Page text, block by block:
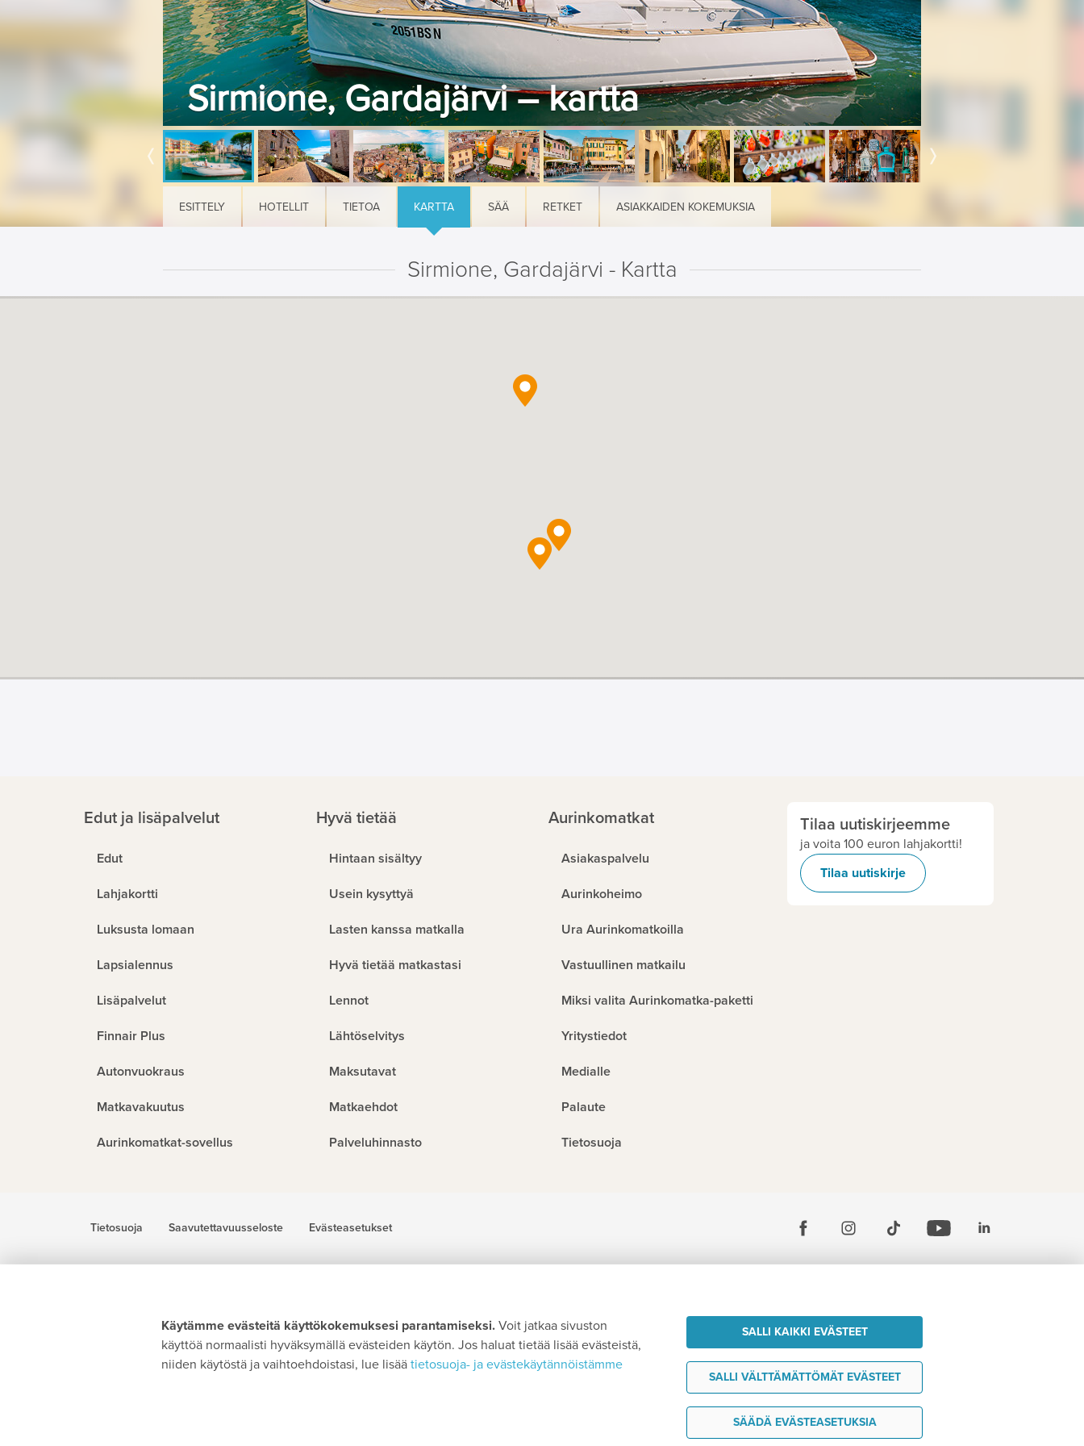
Sirmione, Gardajärvi – kartta
ESITTELY HOTELLIT TIETOA KARTTA SÄÄ RETKET ASIAKKAIDEN KOKEMUKSIA
Sirmione, Gardajärvi - Kartta
Edut ja lisäpalvelut
Edut
Lahjakortti
Luksusta lomaan
Lapsialennus
Lisäpalvelut
Finnair Plus
Autonvuokraus
Matkavakuutus
Aurinkomatkat-sovellus
Hyvä tietää
Hintaan sisältyy
Usein kysyttyä
Lasten kanssa matkalla
Hyvä tietää matkastasi
Lennot
Lähtöselvitys
Maksutavat
Matkaehdot
Palveluhinnasto
Aurinkomatkat
Asiakaspalvelu
Aurinkoheimo
Ura Aurinkomatkoilla
Vastuullinen matkailu
Miksi valita Aurinkomatka-paketti
Yritystiedot
Medialle
Palaute
Tietosuoja
Tilaa uutiskirjeemme
ja voita 100 euron lahjakortti!
Tilaa uutiskirje
Tietosuoja Saavutettavuusseloste Evästeasetukset
Käytämme evästeitä käyttökokemuksesi parantamiseksi. Voit jatkaa sivuston
käyttöä normaalisti hyväksymällä evästeiden käytön. Jos haluat tietää lisää evästeistä,
niiden käytöstä ja vaihtoehdoistasi, lue lisää tietosuoja- ja evästekäytännöistämme
SALLI KAIKKI EVÄSTEET
SALLI VÄLTTÄMÄTTÖMÄT EVÄSTEET
SÄÄDÄ EVÄSTEASETUKSIA